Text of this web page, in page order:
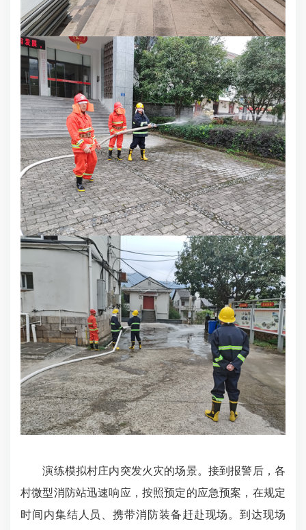
演练模拟村庄内突发火灾的场景。接到报警后，各
村微型消防站迅速响应，按照预定的应急预案，在规定
时间内集结人员、携带消防装备赶赴现场。到达现场